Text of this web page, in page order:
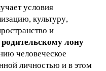
условия
культуру,
и
родительскому лону
человеческое
личностью и в этом